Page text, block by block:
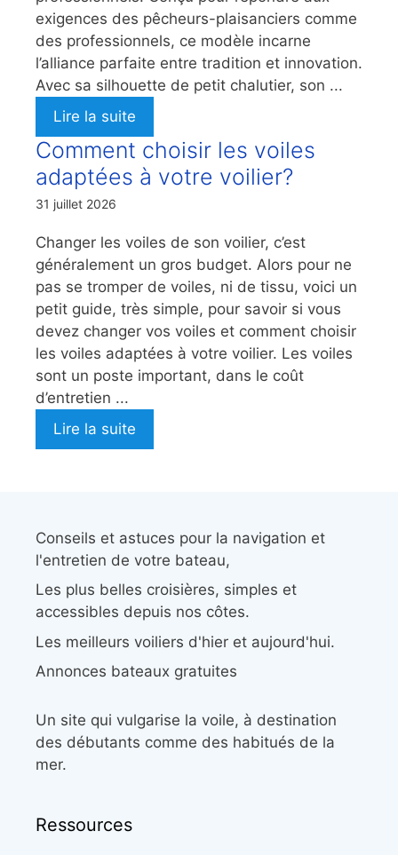
exigences des pêcheurs-plaisanciers comme
des professionnels, ce modèle incarne
l’alliance parfaite entre tradition et innovation.
Avec sa silhouette de petit chalutier, son ...
Lire la suite
Comment choisir les voiles
adaptées à votre voilier?
31 juillet 2026
Changer les voiles de son voilier, c’est
généralement un gros budget. Alors pour ne
pas se tromper de voiles, ni de tissu, voici un
petit guide, très simple, pour savoir si vous
devez changer vos voiles et comment choisir
les voiles adaptées à votre voilier. Les voiles
sont un poste important, dans le coût
d’entretien ...
Lire la suite
Conseils et astuces pour la navigation et
l'entretien de votre bateau,
Les plus belles croisières, simples et
accessibles depuis nos côtes.
Les meilleurs voiliers d'hier et aujourd'hui.
Annonces bateaux gratuites
Un site qui vulgarise la voile, à destination
des débutants comme des habitués de la
mer.
Ressources